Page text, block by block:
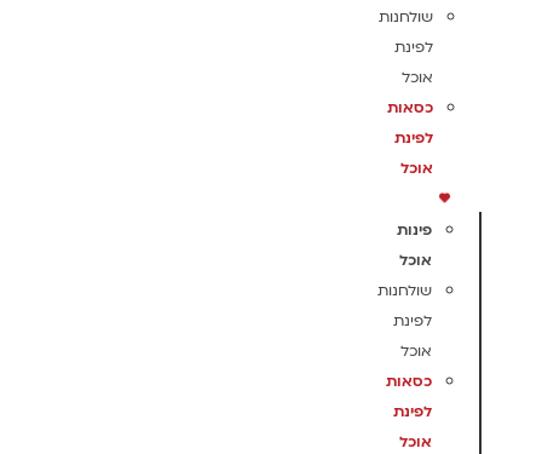
שולחנות
לפינת
אוכל
כסאות
לפינת
אוכל
פינות
אוכל
שולחנות
לפינת
אוכל
כסאות
לפינת
אוכל